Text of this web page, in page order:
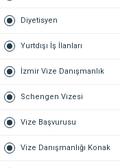
Diyetisyen
Yurtdışı İş İlanları
İzmir Vize Danışmanlık
Schengen Vizesi
Vize Başvurusu
Vize Danışmanlığı Konak